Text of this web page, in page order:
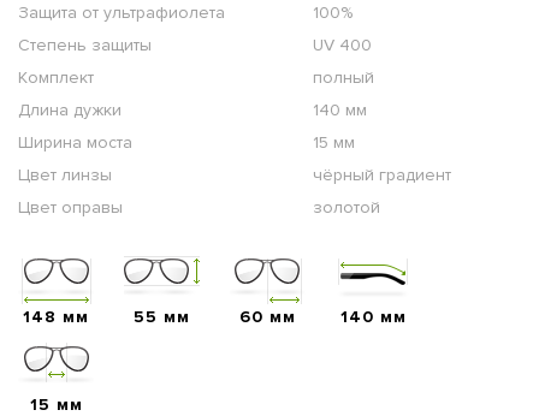
Защита от ультрафиолета
100%
Степень защиты
UV 400
Комплект
полный
Длина дужки
140 мм
Ширина моста
15 мм
Цвет линзы
чёрный градиент
Цвет оправы
золотой
148 мм 55 мм 60 мм 140 мм
15 мм